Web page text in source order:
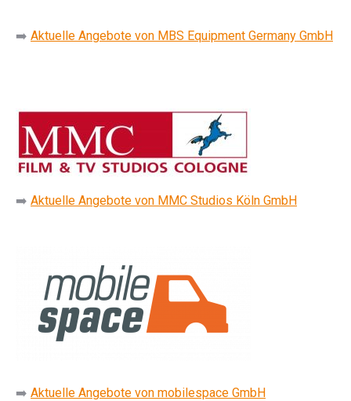
➡️ Aktuelle Angebote von MBS Equipment Germany GmbH
➡️ Aktuelle Angebote von MMC Studios Köln GmbH
➡️ Aktuelle Angebote von mobilespace GmbH